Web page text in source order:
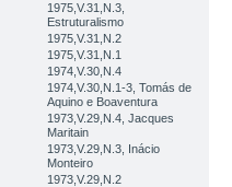
1975,V.31,N.3,
Estruturalismo
1975,V.31,N.2
1975,V.31,N.1
1974,V.30,N.4
1974,V.30,N.1-3, Tomás de
Aquino e Boaventura
1973,V.29,N.4, Jacques
Maritain
1973,V.29,N.3, Inácio
Monteiro
1973,V.29,N.2